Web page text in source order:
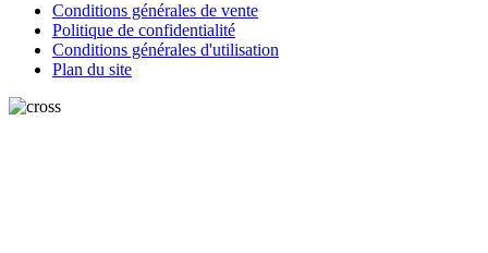
Conditions générales de vente
Politique de confidentialité
Conditions générales d'utilisation
Plan du site